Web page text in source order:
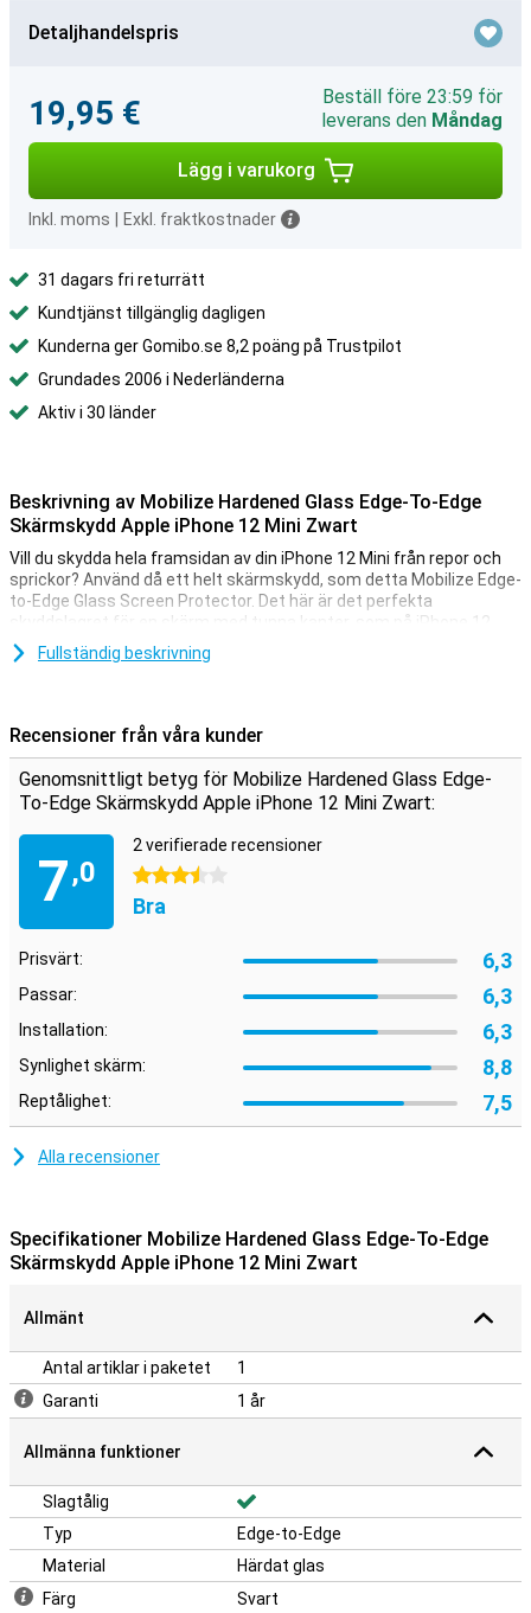
Detaljhandelspris
19,95 €
Beställ före 23:59 för
leverans den Måndag
Lägg i varukorg
Inkl. moms Exkl. fraktkostnader
31 dagars fri returrätt
Kundtjänst tillgänglig dagligen
Kunderna ger Gomibo.se 8,2 poäng på Trustpilot
Grundades 2006 i Nederländerna
Aktiv i 30 länder
Beskrivning av Mobilize Hardened Glass Edge-To-Edge
Skärmskydd Apple iPhone 12 Mini Zwart
Vill du skydda hela framsidan av din iPhone 12 Mini från repor och
sprickor? Använd då ett helt skärmskydd, som detta Mobilize Edge-
to-Edge Glass Screen Protector. Det här är det perfekta
skyddslagret för en skärm med tunna kanter, som på iPhone 12
Mini.
rätt sätt. Använd de medföljande våtservetterna och klistermärket
för att ta bort smuts, fläckar och damm.
Fullständig beskrivning
Recensioner från våra kunder
Genomsnittligt betyg för Mobilize Hardened Glass Edge-
To-Edge Skärmskydd Apple iPhone 12 Mini Zwart:
7,0
2 verifierade recensioner
3.5 stjärnor
Bra
Prisvärt: 6,3
Passar: 6,3
Installation: 6,3
Synlighet skärm: 8,8
Reptålighet: 7,5
Alla recensioner
Specifikationer Mobilize Hardened Glass Edge-To-Edge
Skärmskydd Apple iPhone 12 Mini Zwart
Allmänt
Antal artiklar i paketet
1
Garanti
1 år
Allmänna funktioner
Slagtålig
Typ
Edge-to-Edge
Material
Härdat glas
Färg
Svart